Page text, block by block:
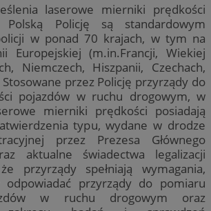
laserowe mierniki prędkości
Polską Policję są standardowym
w ponad 70 krajach, w tym na
Europejskiej (m.in.Francji, Wiekiej
Niemczech, Hiszpanii, Czechach,
Stosowane przez Policję przyrządy do
pojazdów w ruchu drogowym, w
mierniki prędkości posiadają
typu, wydane w drodze
przez Prezesa Głównego
aktualne świadectwa legalizacji
przyrządy spełniają wymagania,
przyrządy do pomiaru
w ruchu drogowym oraz